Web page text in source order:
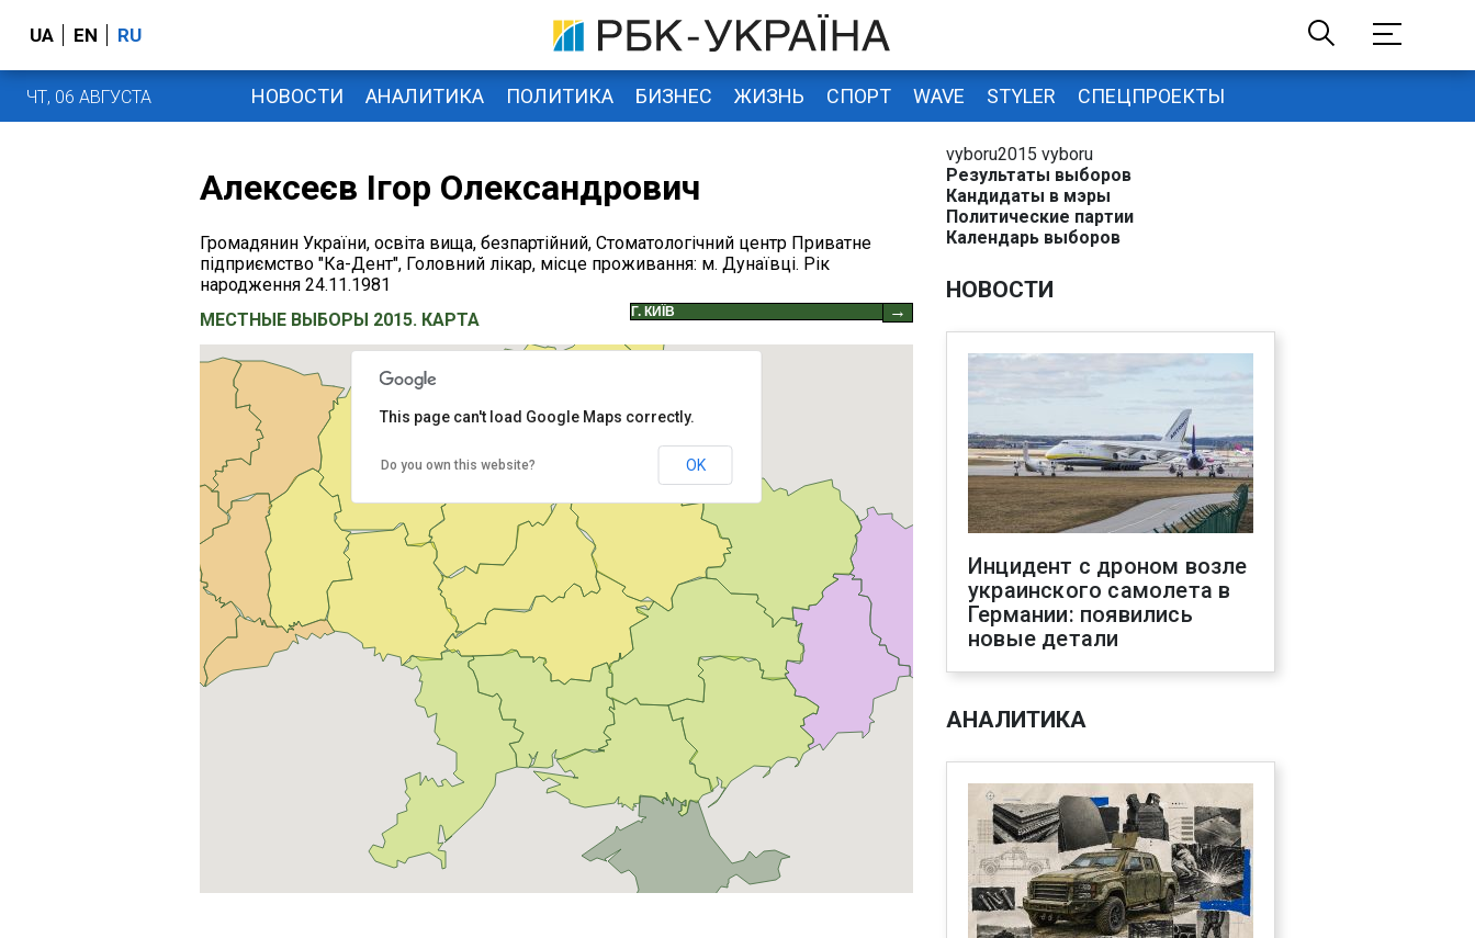
UA EN RU
ЧТ, 06 АВГУСТА НОВОСТИ АНАЛИТИКА ПОЛИТИКА БИЗНЕС ЖИЗНЬ СПОРТ WAVE STYLER СПЕЦПРОЕКТЫ
Алексеєв Ігор Олександрович
Громадянин України, освіта вища, безпартійний, Стоматологічний центр Приватне
підприємство "Ка-Дент", Головний лікар, місце проживання: м. Дунаївці. Рік
народження 24.11.1981
МЕСТНЫЕ ВЫБОРЫ 2015. КАРТА
→
This page can't load Google Maps correctly.
Do you own this website? OK
vyboru2015 vyboru
Результаты выборов
Кандидаты в мэры
Политические партии
Календарь выборов
НОВОСТИ
Инцидент с дроном возле
украинского самолета в
Германии: появились
новые детали
АНАЛИТИКА